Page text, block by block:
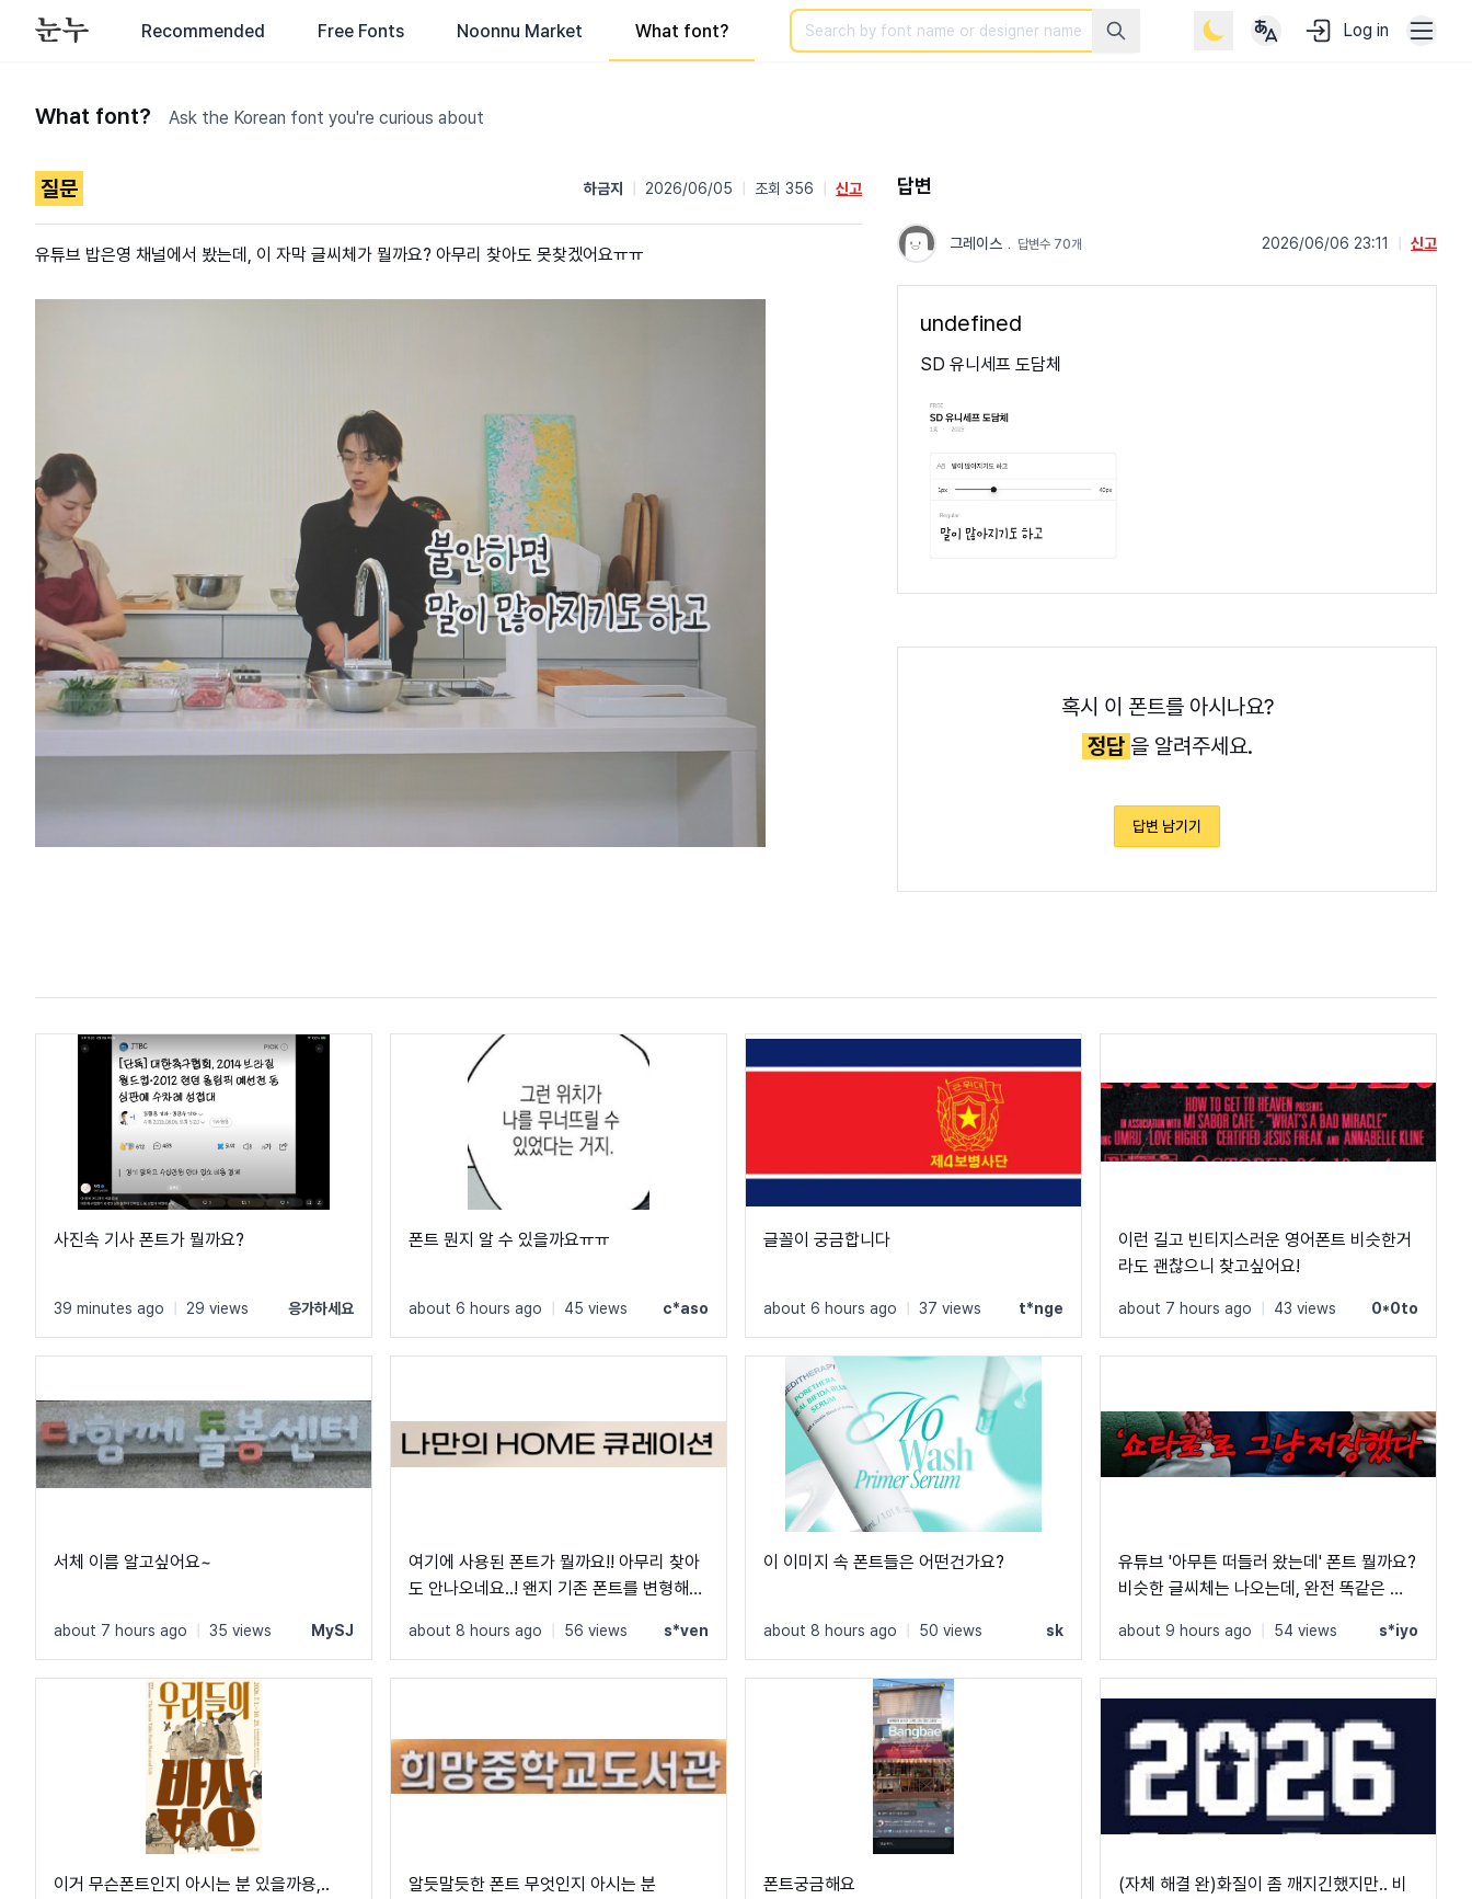
Recommended Free Fonts Noonnu Market What font?
Search Log in
What font? Ask the Korean font you're curious about
질문 하금지 2026/06/05 조회 356 신고
유튜브 밥은영 채널에서 봤는데, 이 자막 글씨체가 뭘까요? 아무리 찾아도 못찾겠어요ㅠㅠ
답변
그레이스 ﹒ 답변수 70개 2026/06/06 23:11 신고
undefined
SD 유니세프 도담체
혹시 이 폰트를 아시나요?
정답 을 알려주세요.
답변 남기기
사진속 기사 폰트가 뭘까요?
39 minutes ago 29 views 응가하세요
폰트 뭔지 알 수 있을까요ㅠㅠ
about 6 hours ago 45 views c*aso
글꼴이 궁금합니다
about 6 hours ago 37 views t*nge
이런 길고 빈티지스러운 영어폰트 비슷한거
라도 괜찮으니 찾고싶어요!
about 7 hours ago 43 views 0*0to
서체 이름 알고싶어요~
about 7 hours ago 35 views MySJ
여기에 사용된 폰트가 뭘까요!! 아무리 찾아
도 안나오네요..! 왠지 기존 폰트를 변형해서
니다!
about 8 hours ago 56 views s*ven
이 이미지 속 폰트들은 어떤건가요?
about 8 hours ago 50 views sk
유튜브 '아무튼 떠들러 왔는데' 폰트 뭘까요?
비슷한 글씨체는 나오는데, 완전 똑같은 폰
about 9 hours ago 54 views s*iyo
이거 무슨폰트인지 아시는 분 있을까용,.. 알듯말듯한 폰트 무엇인지 아시는 분 폰트궁금해요
(자체 해결 완)화질이 좀 깨지긴했지만.. 비